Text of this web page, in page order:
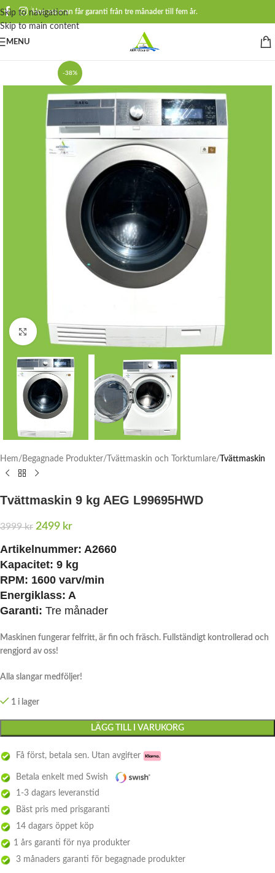
Skip to navigation
Skip to main content
Hos oss man får garanti från tre månader till fem år.
MENU
-38%
Click to enlarge
Hem Begagnade Produkter Tvättmaskin och Torktumlare Tvättmaskin
Tvättmaskin 9 kg AEG L99695HWD
3999kr 2499 kr
Artikelnummer: A2660
Kapacitet: 9 kg
RPM: 1600 varv/min
Energiklass: A
Garanti: Tre månader
Maskinen fungerar felfritt, är fin och fräsch. Fullständigt kontrollerad och
rengjord av oss!
Alla slangar medföljer!
1 i lager
LÄGG TILL I VARUKORG
Få först, betala sen. Utan avgifter
Betala enkelt med Swish
1-3 dagars leveranstid
Bäst pris med prisgaranti
14 dagars öppet köp
1 års garanti för nya produkter
3 månaders garanti för begagnade produkter